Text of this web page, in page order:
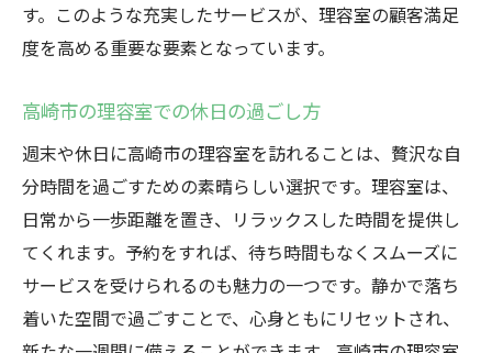
す。このような充実したサービスが、理容室の顧客満足
度を高める重要な要素となっています。
高崎市の理容室での休日の過ごし方
週末や休日に高崎市の理容室を訪れることは、贅沢な自
分時間を過ごすための素晴らしい選択です。理容室は、
日常から一歩距離を置き、リラックスした時間を提供し
てくれます。予約をすれば、待ち時間もなくスムーズに
サービスを受けられるのも魅力の一つです。静かで落ち
着いた空間で過ごすことで、心身ともにリセットされ、